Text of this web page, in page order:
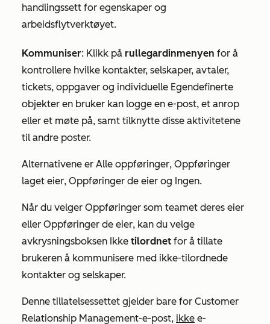
handlingssett for egenskaper og
arbeidsflytverktøyet.
Kommuniser: Klikk på rullegardinmenyen for å
kontrollere hvilke kontakter, selskaper, avtaler,
tickets, oppgaver og individuelle Egendefinerte
objekter en bruker kan logge en e-post, et anrop
eller et møte på, samt tilknytte disse aktivitetene
til andre poster.
Alternativene er Alle oppføringer, Oppføringer
laget eier, Oppføringer de eier og Ingen.
Når du velger Oppføringer som teamet deres eier
eller Oppføringer de eier, kan du velge
avkrysningsboksen Ikke tilordnet for å tillate
brukeren å kommunisere med ikke-tilordnede
kontakter og selskaper.
Denne tillatelsessettet gjelder bare for Customer
Relationship Management-e-post, ikke e-